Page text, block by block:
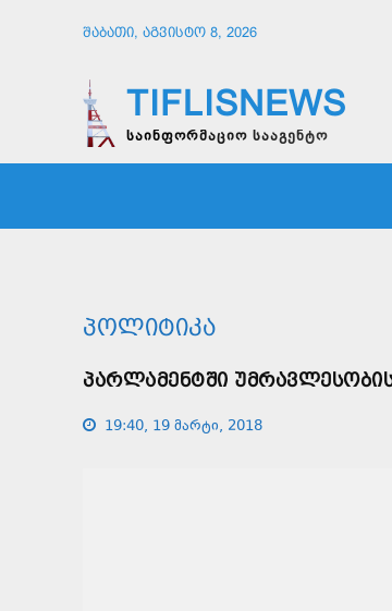
ᲨᲐᲑᲐᲗᲘ, ᲐᲒᲕᲘᲡᲢᲝ 8, 2026
TIFLISNEWS
საინფორმაციო სააგენტო
ᲞᲝᲚᲘᲢᲘᲙᲐ
ᲞᲐᲠᲚᲐᲛᲔᲜᲢᲨᲘ
19:40, 19 მარტი, 2018